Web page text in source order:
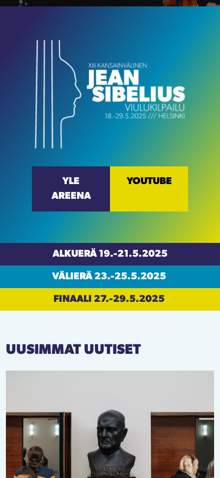
YLE
AREENA
YOUTUBE
ALKUERÄ 19.-21.5.2025
VÄLIERÄ 23.-25.5.2025
FINAALI 27.-29.5.2025
UUSIMMAT UUTISET